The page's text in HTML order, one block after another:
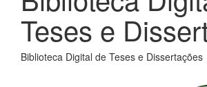
Teses e
Biblioteca Digital de Teses e Dissertações